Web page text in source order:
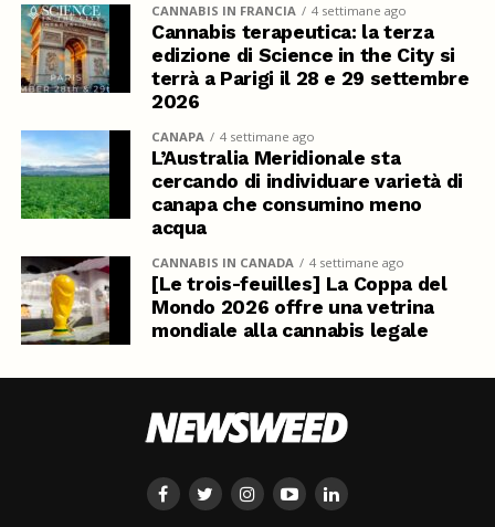
CANNABIS IN FRANCIA 4 settimane ago
Cannabis terapeutica: la terza
edizione di Science in the City si
terrà a Parigi il 28 e 29 settembre
2026
CANAPA 4 settimane ago
L’Australia Meridionale sta
cercando di individuare varietà di
canapa che consumino meno
acqua
CANNABIS IN CANADA 4 settimane ago
[Le trois-feuilles] La Coppa del
Mondo 2026 offre una vetrina
mondiale alla cannabis legale